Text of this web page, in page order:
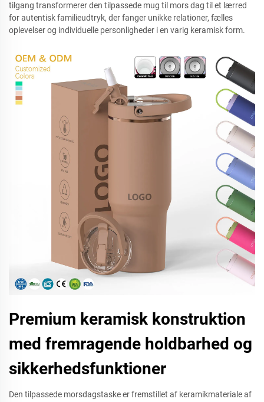
tilgang transformerer den tilpassede mug til mors dag til et lærred
for autentisk familieudtryk, der fanger unikke relationer, fælles
oplevelser og individuelle personligheder i en varig keramisk form.
Premium keramisk konstruktion
med fremragende holdbarhed og
sikkerhedsfunktioner
Den tilpassede morsdagstaske er fremstillet af keramikmateriale af